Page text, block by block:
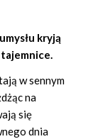
kryją
w sennym
na
się
dnia